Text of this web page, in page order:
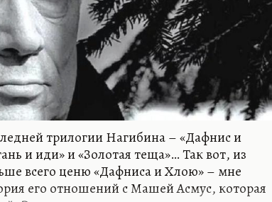
трилогии Нагибина – «Дафнис и
и иди» и «Золотая теща»… Так вот, из
всего ценю «Дафниса и Хлою» – мне
его отношений с Машей Асмус, которая